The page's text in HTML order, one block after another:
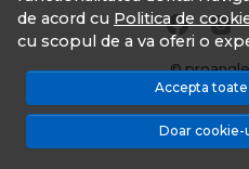
de acord cu Politica de
cu scopul de a va oferi o
Accepta
Doar cookie-
©
Magazin online